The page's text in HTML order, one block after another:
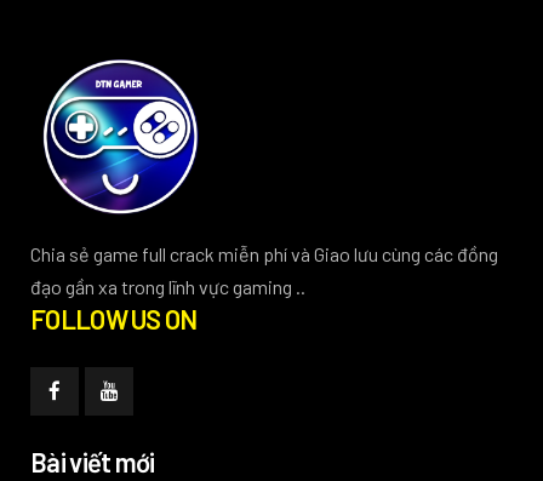
Chia sẻ game full crack miễn phí và Giao lưu cùng các đồng
đạo gần xa trong lĩnh vực gaming ..
FOLLOW US ON
Bài viết mới